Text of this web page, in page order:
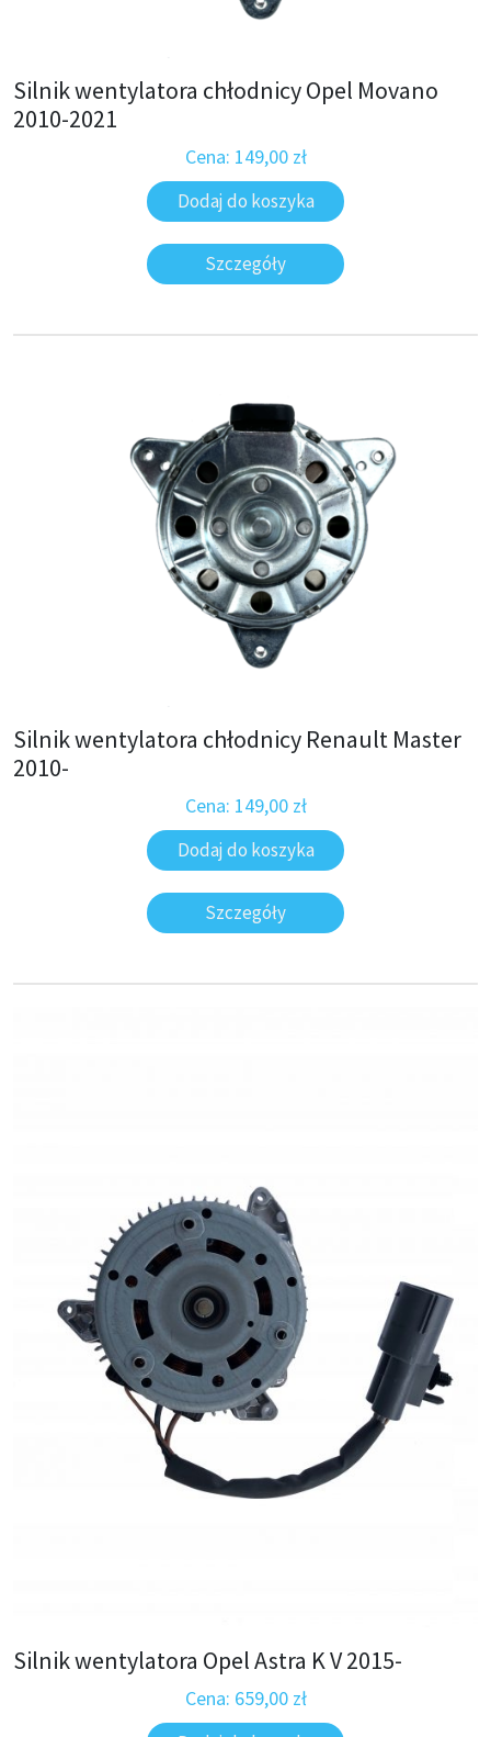
Silnik wentylatora chłodnicy Opel Movano
2010-2021
Cena: 149,00 zł
Dodaj do koszyka
Szczegóły
Silnik wentylatora chłodnicy Renault Master
2010-
Cena: 149,00 zł
Dodaj do koszyka
Szczegóły
Silnik wentylatora Opel Astra K V 2015-
Cena: 659,00 zł